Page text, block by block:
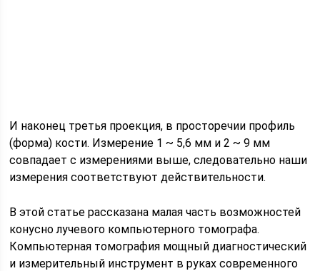
И наконец третья проекция, в просторечии профиль
(форма) кости. Измерение 1 ~ 5,6 мм и 2 ~ 9 мм
совпадает с измерениями выше, следовательно наши
измерения соответствуют действительности.
В этой статье рассказана малая часть возможностей
конусно лучевого компьютерного томографа.
Компьютерная томография мощный диагностический
и измерительный инструмент в руках современного